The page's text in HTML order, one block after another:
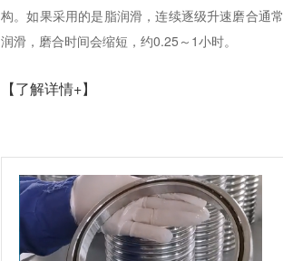
构。如果采用的是脂润滑，连续逐级升速磨合通
润滑，磨合时间会缩短，约0.25～1小时。
【了解详情+】